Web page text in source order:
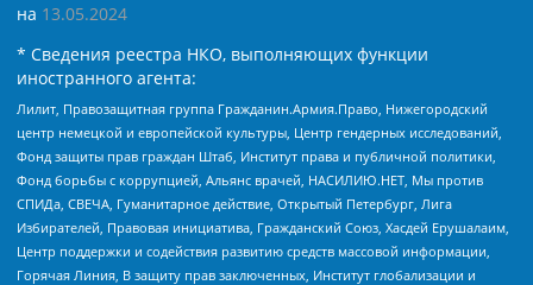
на 13.05.2024
* Сведения реестра НКО, выполняющих функции
иностранного агента:
Лилит, Правозащитная группа Гражданин.Армия.Право, Нижегородский
центр немецкой и европейской культуры, Центр гендерных исследований,
Фонд защиты прав граждан Штаб, Институт права и публичной политики,
Фонд борьбы с коррупцией, Альянс врачей, НАСИЛИЮ.НЕТ, Мы против
СПИДа, СВЕЧА, Гуманитарное действие, Открытый Петербург, Лига
Избирателей, Правовая инициатива, Гражданский Союз, Хасдей Ерушалаим,
Центр поддержки и содействия развитию средств массовой информации,
Горячая Линия, В защиту прав заключенных, Институт глобализации и